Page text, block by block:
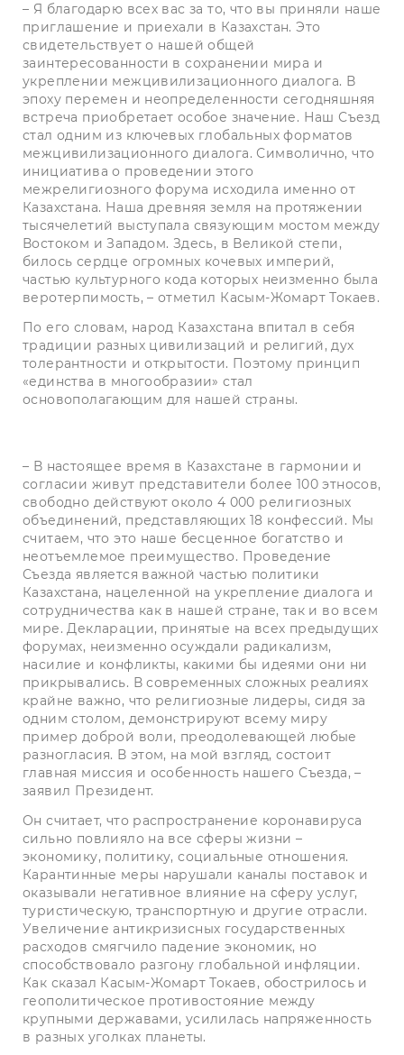
– Я благодарю всех вас за то, что вы приняли наше
приглашение и приехали в Казахстан. Это
свидетельствует о нашей общей
заинтересованности в сохранении мира и
укреплении межцивилизационного диалога. В
эпоху перемен и неопределенности сегодняшняя
встреча приобретает особое значение. Наш Съезд
стал одним из ключевых глобальных форматов
межцивилизационного диалога. Символично, что
инициатива о проведении этого
межрелигиозного форума исходила именно от
Казахстана. Наша древняя земля на протяжении
тысячелетий выступала связующим мостом между
Востоком и Западом. Здесь, в Великой степи,
билось сердце огромных кочевых империй,
частью культурного кода которых неизменно была
веротерпимость, – отметил Касым-Жомарт Токаев.
По его словам, народ Казахстана впитал в себя
традиции разных цивилизаций и религий, дух
толерантности и открытости. Поэтому принцип
«единства в многообразии» стал
основополагающим для нашей страны.
– В настоящее время в Казахстане в гармонии и
согласии живут представители более 100 этносов,
свободно действуют около 4 000 религиозных
объединений, представляющих 18 конфессий. Мы
считаем, что это наше бесценное богатство и
неотъемлемое преимущество. Проведение
Съезда является важной частью политики
Казахстана, нацеленной на укрепление диалога и
сотрудничества как в нашей стране, так и во всем
мире. Декларации, принятые на всех предыдущих
форумах, неизменно осуждали радикализм,
насилие и конфликты, какими бы идеями они ни
прикрывались. В современных сложных реалиях
крайне важно, что религиозные лидеры, сидя за
одним столом, демонстрируют всему миру
пример доброй воли, преодолевающей любые
разногласия. В этом, на мой взгляд, состоит
главная миссия и особенность нашего Съезда, –
заявил Президент.
Он считает, что распространение коронавируса
сильно повлияло на все сферы жизни –
экономику, политику, социальные отношения.
Карантинные меры нарушали каналы поставок и
оказывали негативное влияние на сферу услуг,
туристическую, транспортную и другие отрасли.
Увеличение антикризисных государственных
расходов смягчило падение экономик, но
способствовало разгону глобальной инфляции.
Как сказал Касым-Жомарт Токаев, обострилось и
геополитическое противостояние между
крупными державами, усилилась напряженность
в разных уголках планеты.